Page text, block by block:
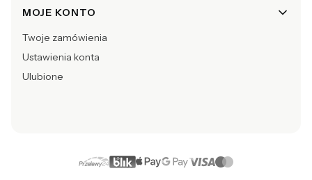
MOJE KONTO
Twoje zamówienia
Ustawienia konta
Ulubione